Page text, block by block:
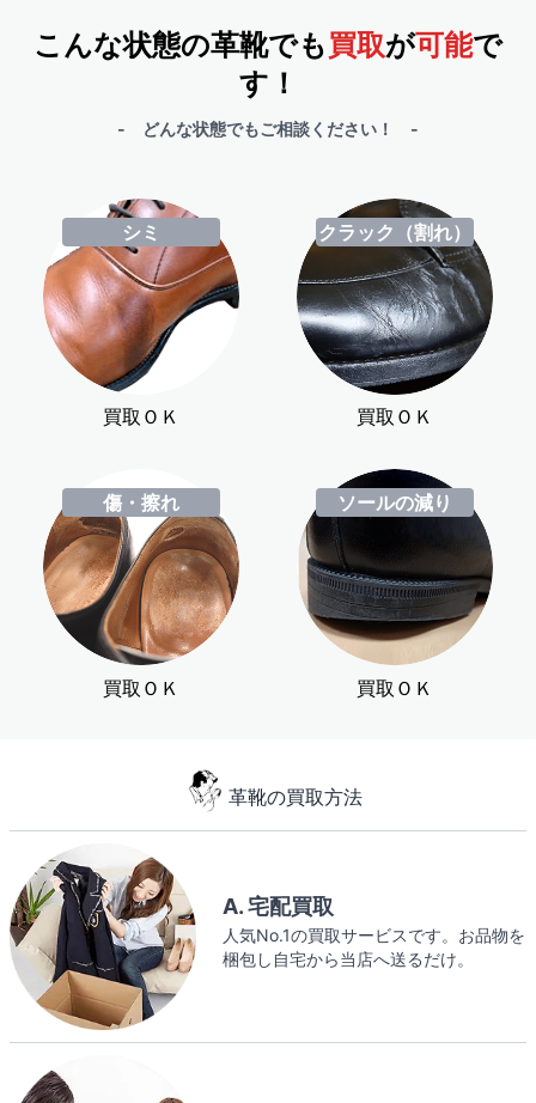
こんな状態の革靴でも買取が可能で
す！
- どんな状態でもご相談ください！ -
シミ
買取ＯＫ
クラック（割れ）
買取ＯＫ
傷・擦れ
買取ＯＫ
ソールの減り
買取ＯＫ
革靴の買取方法
A. 宅配買取
人気No.1の買取サービスです。お品物を
梱包し自宅から当店へ送るだけ。